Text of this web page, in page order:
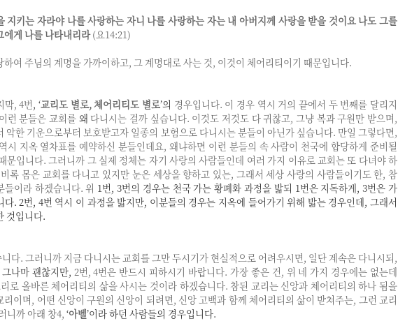
지키는 자라야 나를 사랑하는 자니 나를 사랑하는 자는 내 아버지께 사랑을 받을 것이요 나도 그를
에게 나를 나타내리라(요14:21)
하여 주님의 계명을 가까이하고, 그 계명대로 사는 것, 이것이 체어리티이기 때문입니다.
막, 4번, ‘교리도 별로, 체어리티도 별로’의 경우입니다. 이 경우 역시 거의 끝에서 두 번째를 달리지
런 분들은 교회를 왜 다니시는 걸까 싶습니다. 이것도 저것도 다 귀찮고, 그냥 복과 구원만 받으며,
악한 기운으로부터 보호받고자 일종의 보험으로 다니시는 분들이 아닌가 싶습니다. 만일 그렇다면,
시 지옥 열차표를 예약하신 분들인데요, 왜냐하면 이런 분들의 속 사람이 천국에 합당하게 준비될
문입니다. 그러니까 그 실제 정체는 자기 사랑의 사람들인데 여러 가지 이유로 교회는 또 다녀야 하
록 몸은 교회를 다니고 있지만 눈은 세상을 향하고 있는, 그래서 세상 사랑의 사람들이기도 한, 참
들이라 하겠습니다. 위 1번, 3번의 경우는 천국 가는 황폐화 과정을 밟되 1번은 지독하게, 3번은 가
다. 2번, 4번 역시 이 과정을 밟지만, 이분들의 경우는 지옥에 들어가기 위해 밟는 경우인데, 그래서
것입니다.
다. 그러니까 지금 다니시는 교회를 그만 두시기가 현실적으로 어려우시면, 일단 계속은 다니시되,
나마 괜찮지만, 2번, 4번은 반드시 피하시기 바랍니다. 가장 좋은 건, 위 네 가지 경우에는 없는데
로 올바른 체어리티의 삶을 사시는 것이라 하겠습니다. 참된 교리는 신앙과 체어리티의 하나 됨을
리이며, 어떤 신앙이 구원의 신앙이 되려면, 신앙 고백과 함께 체어리티의 삶이 받쳐주는, 그런 교리
니까 아래 창4, ‘아벨’이라 하던 사람들의 경우입니다.